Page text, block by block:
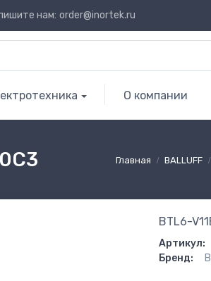
нам: order@inortek.ru
О компании
Главная BALLUFF
BTL6-
Артикул:
Бренд: